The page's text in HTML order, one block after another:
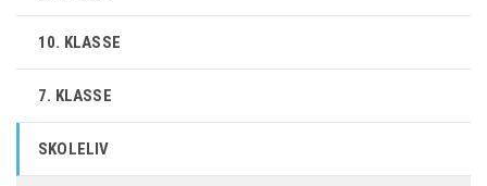
10. KLASSE
7. KLASSE
SKOLELIV